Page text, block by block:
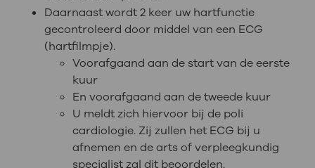
Daarnaast wordt 2 keer uw hartfunctie
gecontroleerd door middel van een ECG
(hartfilmpje).
Voorafgaand aan de start van de eerste
kuur
En voorafgaand aan de tweede kuur
U meldt zich hiervoor bij de poli
cardiologie. Zij zullen het ECG bij u
afnemen en de arts of verpleegkundig
specialist zal dit beoordelen.